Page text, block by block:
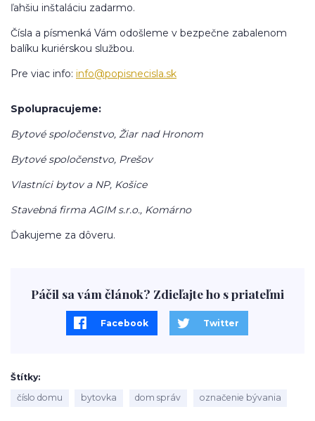
ľahšiu inštaláciu zadarmo.
Čísla a písmenká Vám odošleme v bezpečne zabalenom
balíku kuriérskou službou.
Pre viac info: info@popisnecisla.sk
Spolupracujeme:
Bytové spoločenstvo, Žiar nad Hronom
Bytové spoločenstvo, Prešov
Vlastníci bytov a NP, Košice
Stavebná firma AGIM s.r.o., Komárno
Ďakujeme za dôveru.
Páčil sa vám článok? Zdieľajte ho s priateľmi
Facebook Twitter
Štítky
číslo domu
bytovka dom správ označenie bývania